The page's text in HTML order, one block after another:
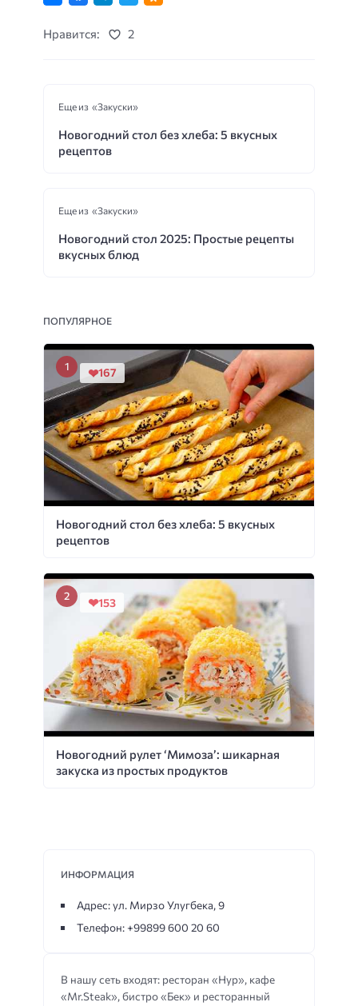
Нравится: 2
Еще из «Закуски»
Новогодний стол без хлеба: 5 вкусных
рецептов
Еще из «Закуски»
Новогодний стол 2025: Простые рецепты
вкусных блюд
ПОПУЛЯРНОЕ
Новогодний стол без хлеба: 5 вкусных
рецептов
167
Новогодний рулет ‘Мимоза’: шикарная
закуска из простых продуктов
153
В нашу сеть входят: ресторан «Нур», кафе
«Mr.Steak», бистро «Бек» и ресторанный
ИНФОРМАЦИЯ
Адрес: ул. Мирзо Улугбека, 9
Телефон: +99899 600 20 60